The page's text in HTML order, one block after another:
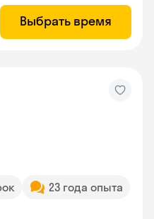
Выбрать время
23 года опыта